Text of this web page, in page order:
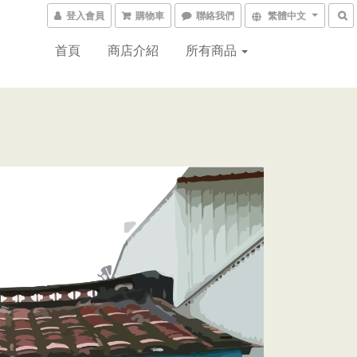
登入會員 購物車 聯絡我們 繁體中文
首頁 商店介紹 所有商品